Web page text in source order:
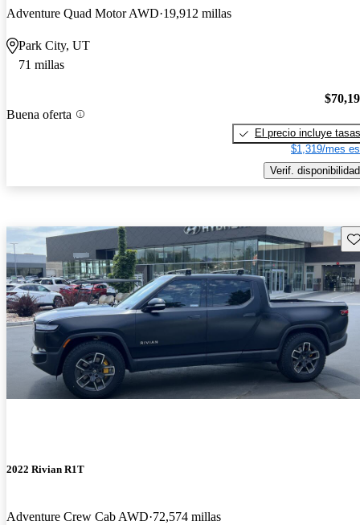
Adventure Quad Motor AWD 19,912 millas
Park City, UT
71 millas
Buena oferta
El precio incluye tasas
$1,319/mes
Verif. disponibilidad
2022 Rivian R1T
Adventure Crew Cab AWD 72,574 millas